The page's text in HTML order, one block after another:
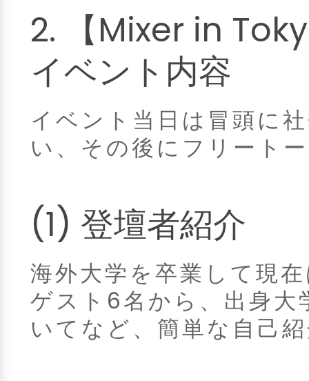
2. 【Mixer in
イベント内容
イベント当日は冒頭に
い、その後にフリート
(1) 登壇者紹介
海外大学を卒業して現
ゲスト6名から、出身
いてなど、簡単な自己